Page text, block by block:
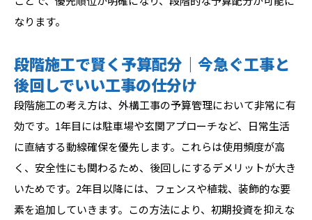
なります。
段階施工で賢く予算配分｜今急ぐ工事と
後回しでいい工事の仕分け
段階施工の考え方は、外構工事の予算管理において非常に有
効です。1年目には駐車場や玄関アプローチなど、日常生活
に直結する動線確保を優先します。これらは使用頻度が高
く、安全性にも関わるため、後回しにするデメリットが大き
いためです。2年目以降には、フェンスや植栽、装飾的な要
素を追加していきます。この方法により、初期投資を抑えな